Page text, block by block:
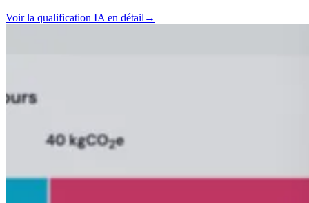
Voir la qualification IA en détail →